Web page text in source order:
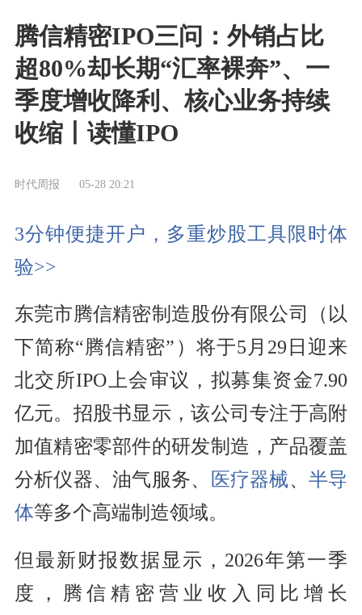
腾信精密IPO三问：外销占比
超80%却长期“汇率裸奔”、一
季度增收降利、核心业务持续
收缩丨读懂IPO
时代周报 05-28 20:21
3分钟便捷开户，多重炒股工具限时体
验>>
东莞市腾信精密制造股份有限公司（以
下简称“腾信精密”）将于5月29日迎来
北交所IPO上会审议，拟募集资金7.90
亿元。招股书显示，该公司专注于高附
加值精密零部件的研发制造，产品覆盖
分析仪器、油气服务、
医疗器械、 半导
体等多个高端制造领域。
但最新财报数据显示，2026年第一季
度，腾信精密营业收入同比增长